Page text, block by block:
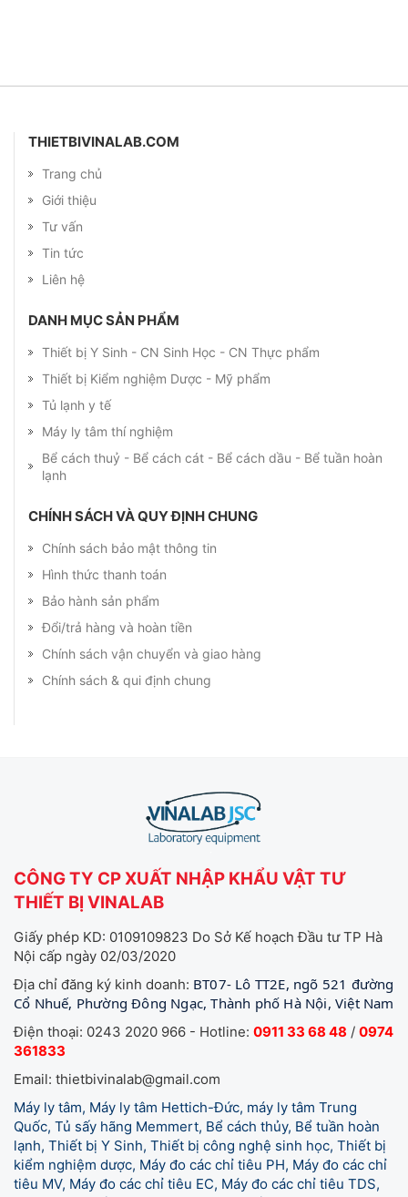
THIETBIVINALAB.COM
Trang chủ
Giới thiệu
Tư vấn
Tin tức
Liên hệ
DANH MỤC SẢN PHẨM
Thiết bị Y Sinh - CN Sinh Học - CN Thực phẩm
Thiết bị Kiểm nghiệm Dược - Mỹ phẩm
Tủ lạnh y tế
Máy ly tâm thí nghiệm
Bể cách thuỷ - Bể cách cát - Bể cách dầu - Bể tuần hoàn
lạnh
CHÍNH SÁCH VÀ QUY ĐỊNH CHUNG
Chính sách bảo mật thông tin
Hình thức thanh toán
Bảo hành sản phẩm
Đổi/trả hàng và hoàn tiền
Chính sách vận chuyển và giao hàng
Chính sách & qui định chung
CÔNG TY CP XUẤT NHẬP KHẨU VẬT TƯ
THIẾT BỊ VINALAB
Giấy phép KD: 0109109823 Do Sở Kế hoạch Đầu tư TP Hà
Nội cấp ngày 02/03/2020
Địa chỉ đăng ký kinh doanh: BT07- Lô TT2E, ngõ 521 đường
Cổ Nhuế, Phường Đông Ngạc, Thành phố Hà Nội, Việt Nam
Điện thoại: 0243 2020 966 - Hotline: 0911 33 68 48 / 0974
361833
Email: thietbivinalab@gmail.com
Máy ly tâm, Máy ly tâm Hettich-Đức, máy ly tâm Trung
Quốc, Tủ sấy hãng Memmert, Bể cách thủy, Bể tuần hoàn
lạnh, Thiết bị Y Sinh, Thiết bị công nghệ sinh học, Thiết bị
kiểm nghiệm dược, Máy đo các chỉ tiêu PH, Máy đo các chỉ
tiêu MV, Máy đo các chỉ tiêu EC, Máy đo các chỉ tiêu TDS,